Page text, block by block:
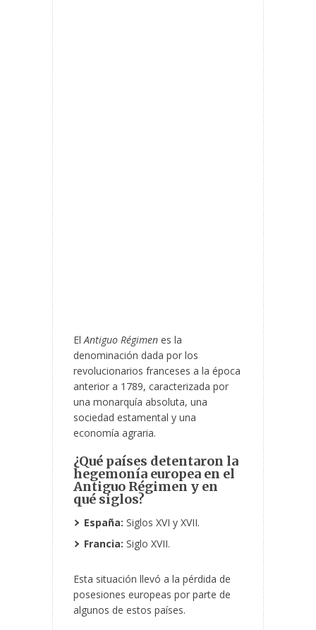
ElAntiguo Régimen es la
denominación dada por los
revolucionarios franceses a la época
anterior a 1789, caracterizada por
una monarquía absoluta, una
sociedad estamental y una
economía agraria.
¿Qué países detentaron la
hegemonía europea en el
Antiguo Régimen y en
qué siglos?
España: Siglos XVI y XVII.
Francia: Siglo XVII.
Esta situación llevó a la pérdida de
posesiones europeas por parte de
algunos de estos países.